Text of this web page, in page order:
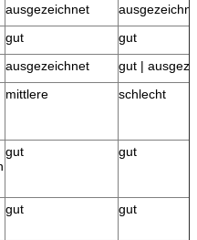
ausgezeichnet
gut
gut
ausgezeichnet
gut |
mittlere schlecht
gut gut
gut gut